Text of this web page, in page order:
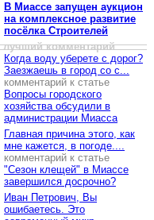
В Миассе запущен аукцион
на комплексное развитие
посёлка Строителей
лучший комментарий
Когда воду уберете с дорог?
Заезжаешь в город со с...
комментарий к статье
Вопросы городского
хозяйства обсудили в
администрации Миасса
Главная причина этого, как
мне кажется, в погоде....
комментарий к статье
"Сезон клещей" в Миассе
завершился досрочно?
Иван Петрович, Вы
ошибаетесь. Это